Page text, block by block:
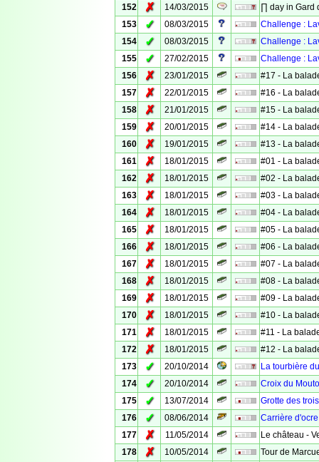
152
✗ 14/03/2015
∏ day in Gard
153
✓ 08/03/2015
Challenge :
154
✓ 08/03/2015
Challenge :
155
✓ 27/02/2015
Challenge :
156
✗ 23/01/2015
#17 - La
157
✗ 22/01/2015
#16 - La
158
✗ 21/01/2015
#15 - La
159
✗ 20/01/2015
#14 - La
160
✗ 19/01/2015
#13 - La
161
✗ 18/01/2015
#01 - La
162
✗ 18/01/2015
#02 - La
163
✗ 18/01/2015
#03 - La
164
✗ 18/01/2015
#04 - La
165
✗ 18/01/2015
#05 - La
166
✗ 18/01/2015
#06 - La
167
✗ 18/01/2015
#07 - La
168
✗ 18/01/2015
#08 - La
169
✗ 18/01/2015
#09 - La
170
✗ 18/01/2015
#10 - La
171
✗ 18/01/2015
#11 - La
172
✗ 18/01/2015
#12 - La
173
✓ 20/10/2014
La tourbière
174
✓ 20/10/2014
Croix du
175
✓ 13/07/2014
Grotte des
176
✓ 08/06/2014
Carrière
177
✗ 11/05/2014
Le château -
178
✗ 10/05/2014
Tour de